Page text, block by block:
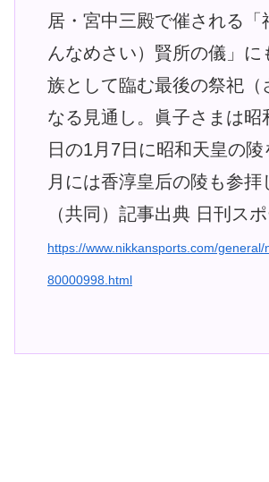
居・宮中三殿で催される「
んなめさい）賢所の儀」に
族として臨む最後の祭祀（
なる見通し。眞子さまは昭
日の1月7日に昭和天皇の
月には香淳皇后の陵も参拝
（共同）記事出典 日刊ス
https://www.nikkansports.com/general/
80000998.html